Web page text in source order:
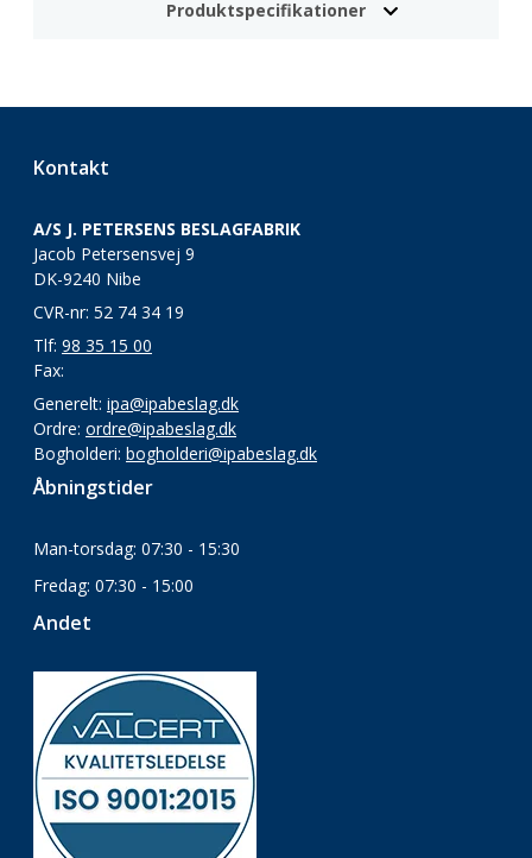
Produktspecifikationer
Kontakt
A/S J. PETERSENS BESLAGFABRIK
Jacob Petersensvej 9
DK-9240 Nibe
CVR-nr: 52 74 34 19
Tlf: 98 35 15 00
Fax:
Generelt: ipa@ipabeslag.dk
Ordre: ordre@ipabeslag.dk
Bogholderi: bogholderi@ipabeslag.dk
Åbningstider
Man-torsdag: 07:30 - 15:30
Fredag: 07:30 - 15:00
Andet